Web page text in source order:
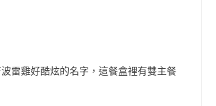
雷雞好酷炫的名字，這餐盒裡有雙主餐